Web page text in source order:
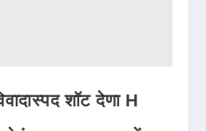
शॉट देणा H